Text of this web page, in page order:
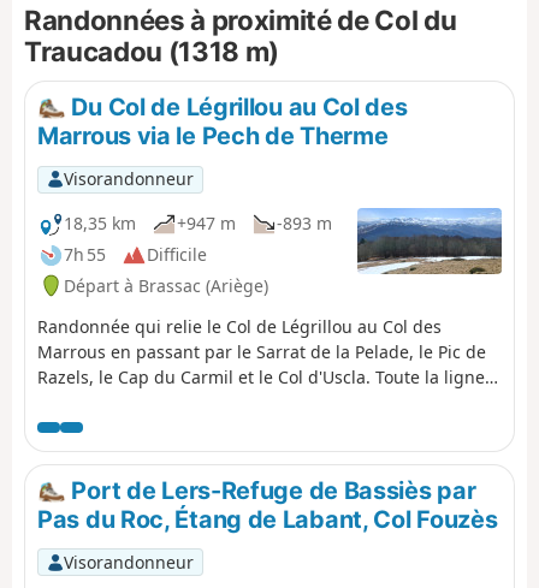
du passage canadien. Pentes assez
douces, sur pistes et sentiers
principalement, sauf avant le sommet
du Bout du Touron. Exposition Sud avec
une très belle vue, petit passage en
forêt pour voir la Cabane des Gardes
sur le sentier.
Randonnées à proximité de Col du
Traucadou (1318 m)
Du Col de Légrillou au Col des
Marrous via le Pech de Therme
Visorandonneur
18,35 km
+947 m
-893 m
7h 55
Difficile
Départ à Brassac (Ariège)
Randonnée qui relie le Col de Légrillou au Col des
Marrous en passant par le Sarrat de la Pelade, le Pic de
Razels, le Cap du Carmil et le Col d'Uscla. Toute la ligne
Pyrénées du Vallier au Soularac.
Port de Lers-Refuge de Bassiès par
Pas du Roc, Étang de Labant, Col Fouzès
Visorandonneur